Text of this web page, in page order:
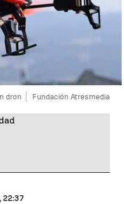
dron Fundación Atresmedia
22:37